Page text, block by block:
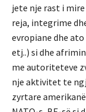
jete nje rast i
reja, integrime
evropiane dhe
etj..) si dhe
me autoriteteve
nje aktivitet te
zyrtare